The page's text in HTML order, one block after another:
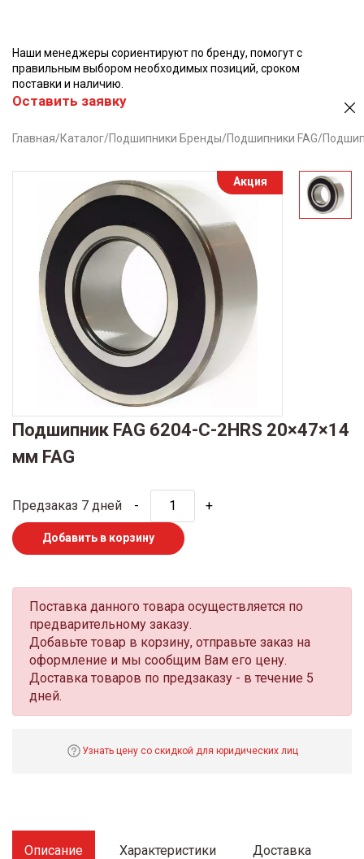
Наши менеджеры сориентируют по бренду, помогут с
правильным выбором необходимых позиций, сроком
поставки и наличию.
Оставить заявку
Главная/Каталог/Подшипники Бренды/Подшипники FAG/
Акция
Подшипник FAG 6204-С-2HRS 20×47×14
мм FAG
Предзаказ 7 дней - +
Добавить в корзину
Поставка данного товара осуществляется по
предварительному заказу.
Добавьте товар в корзину, отправьте заказ на
оформление и мы сообщим Вам его цену.
Доставка товаров по предзаказу - в течение 5
дней.
Узнать цену со скидкой для юридических лиц
Описание Характеристики Доставка